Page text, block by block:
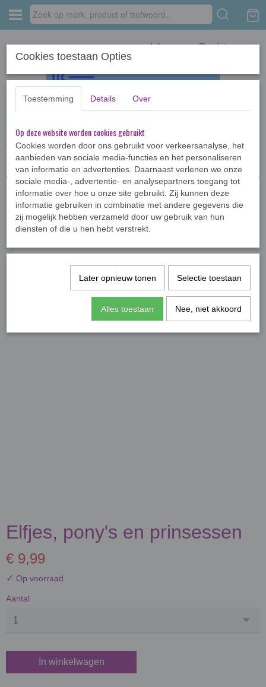
Inloggen Registreren
Home › Kinderboeken <12jr › Voorleesboeken
prinsessen
Elfjes, pony's en prinsessen
€ 9,99
✓ Op voorraad
Aantal
In winkelwagen
Cookies toestaan Opties
Toestemming Details Over
Op deze website worden cookies gebruikt
Cookies worden door ons gebruikt voor verkeersanalyse, het
aanbieden van sociale media-functies en het personaliseren
van informatie en advertenties. Daarnaast verlenen we onze
sociale media-, advertentie- en analysepartners toegang tot
informatie over hoe u onze site gebruikt. Zij kunnen deze
informatie gebruiken in combinatie met andere gegevens die
zij mogelijk hebben verzameld door uw gebruik van hun
diensten of die u hen hebt verstrekt.
Later opnieuw tonen Selectie toestaan
Alles toestaan Nee, niet akkoord